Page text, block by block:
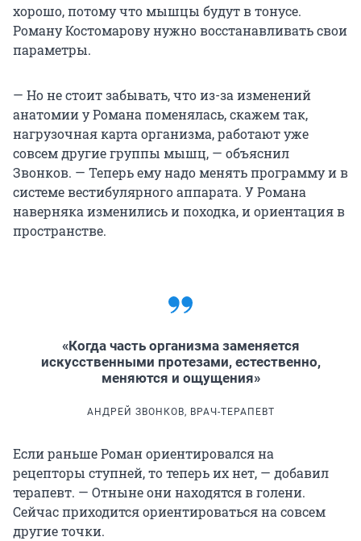
хорошо, потому что мышцы будут в тонусе.
Роману Костомарову нужно восстанавливать свои
параметры.
— Но не стоит забывать, что из-за изменений
анатомии у Романа поменялась, скажем так,
нагрузочная карта организма, работают уже
совсем другие группы мышц, — объяснил
Звонков. — Теперь ему надо менять программу и в
системе вестибулярного аппарата. У Романа
наверняка изменились и походка, и ориентация в
пространстве.
«Когда часть организма заменяется
искусственными протезами, естественно,
меняются и ощущения»
АНДРЕЙ ЗВОНКОВ, ВРАЧ-ТЕРАПЕВТ
Если раньше Роман ориентировался на
рецепторы ступней, то теперь их нет, — добавил
терапевт. — Отныне они находятся в голени.
Сейчас приходится ориентироваться на совсем
другие точки.